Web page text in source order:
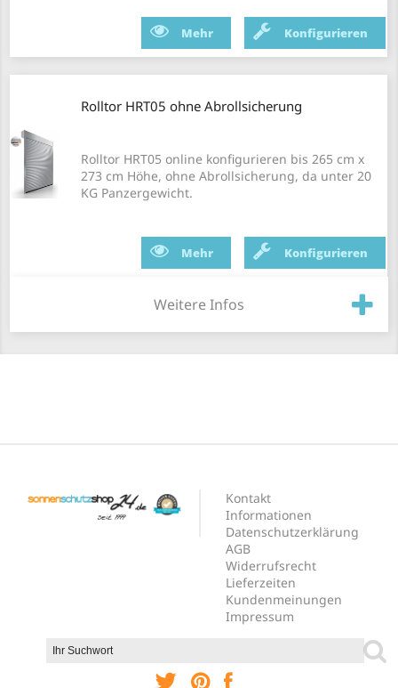
Mehr Konfigurieren
Rolltor HRT05 ohne Abrollsicherung
Rolltor HRT05 online konfigurieren bis 265 cm x
273 cm Höhe, ohne Abrollsicherung, da unter 20
KG Panzergewicht.
Mehr Konfigurieren
Weitere Infos
Kontakt
Informationen
Datenschutzerklärung
AGB
Widerrufsrecht
Lieferzeiten
Kundenmeinungen
Impressum